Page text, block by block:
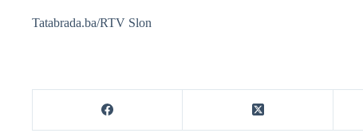
Tatabrada.ba/RTV Slon